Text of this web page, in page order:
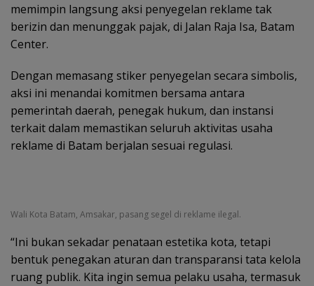
memimpin langsung aksi penyegelan reklame tak
berizin dan menunggak pajak, di Jalan Raja Isa, Batam
Center.
Dengan memasang stiker penyegelan secara simbolis,
aksi ini menandai komitmen bersama antara
pemerintah daerah, penegak hukum, dan instansi
terkait dalam memastikan seluruh aktivitas usaha
reklame di Batam berjalan sesuai regulasi.
Wali Kota Batam, Amsakar, pasang segel di reklame ilegal.
“Ini bukan sekadar penataan estetika kota, tetapi
bentuk penegakan aturan dan transparansi tata kelola
ruang publik. Kita ingin semua pelaku usaha, termasuk